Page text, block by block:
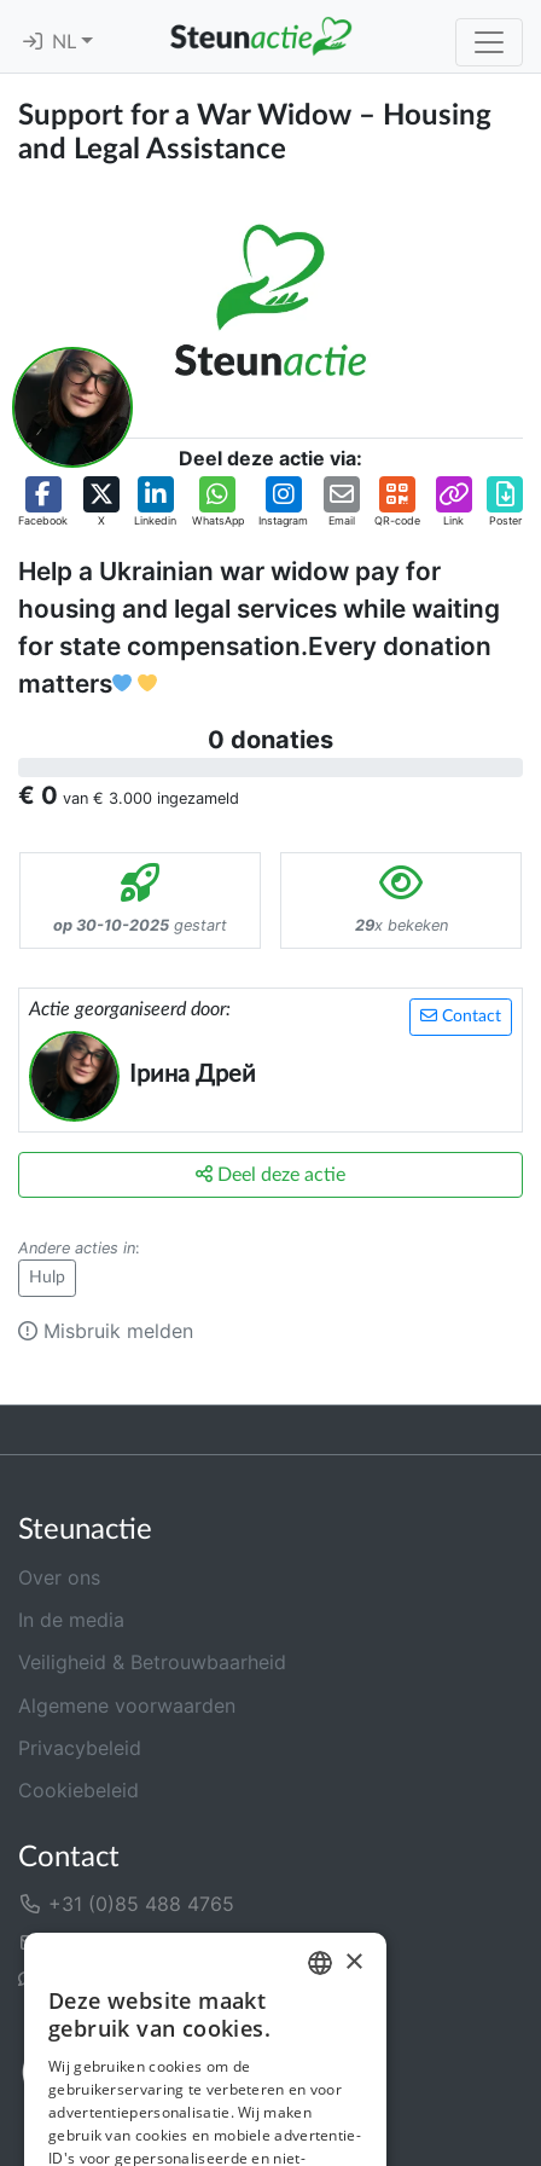
NL
Support for a War Widow – Housing
and Legal Assistance
Deel deze actie via:
Facebook X Linkedin WhatsApp Instagram Email QR-code Link Poster
Help a Ukrainian war widow pay for
housing and legal services while waiting
for state compensation.Every donation
matters
0 donaties
€ 0 van € 3.000 ingezameld
op 30-10-2025 gestart 29x bekeken
Contact
Actie georganiseerd door:
Ірина Дрей
Deel deze actie
Andere acties in:
Hulp
Misbruik melden
Steunactie
Over ons
In de media
Veiligheid & Betrouwbaarheid
Algemene voorwaarden
Privacybeleid
Cookiebeleid
Contact
+31 (0)85 488 4765
ENGLISH
×
Deze website maakt
gebruik van cookies.
Wij gebruiken cookies om de
gebruikerservaring te verbeteren en voor
advertentiepersonalisatie. Wij maken
gebruik van cookies en mobiele advertentie-
ID's voor gepersonaliseerde en niet-